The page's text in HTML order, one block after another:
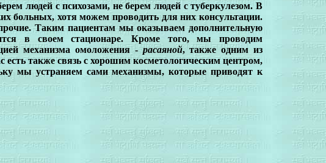
людей с психозами, не берем людей с туберкулезом. В
больных, хотя можем проводить для них консультации.
Таким пациентам мы оказываем дополнительную
в своем стационаре. Кроме того, мы проводим
механизма омоложения -расаяной, также одним из
также связь с хорошим косметологическим центром,
мы устраняем сами механизмы, которые приводят к